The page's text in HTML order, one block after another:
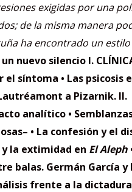
exigidas por una
de la misma manera
ha encontrado un
un nuevo silencio I.
el síntoma • Las psicosis
a Pizarnik. II.
analítico •
• La confesión y el
y la extimidad en ElAleph
balas. Germán García y
frente a la dictadura